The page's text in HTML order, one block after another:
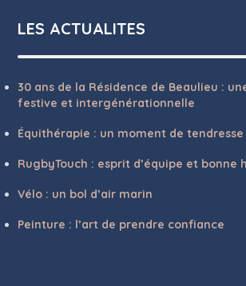
LES ACTUALITES
30 ans de la Résidence de Beaulieu :
festive et intergénérationnelle
Équithérapie : un moment de tendresse
RugbyTouch : esprit d’équipe et bonne
Vélo : un bol d’air marin
Peinture : l’art de prendre confiance